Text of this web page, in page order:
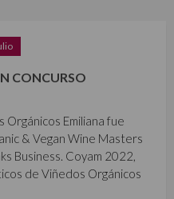
CONCURSO
Orgánicos Emiliana fue
& Vegan Wine Masters
Business. Coyam 2022,
de Viñedos Orgánicos